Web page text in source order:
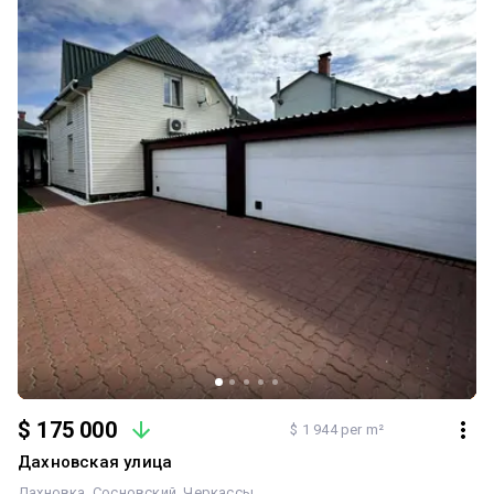
особа Андрій
$ 175 000 $ 1 944 per m²
Дахновская улица